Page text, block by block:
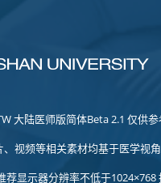
大陆医师版简体Beta 2.1 仅供
、视频等相关素材均基于医学视
荐显示器分辨率不低于1024×768